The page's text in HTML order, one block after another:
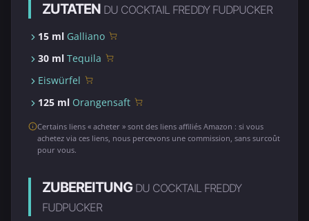
ZUTATEN DU COCKTAIL FREDDY FUDPUCKER
15 ml Galliano
30 ml Tequila
Eiswürfel
125 ml Orangensaft
Certains liens « acheter » sont des liens affiliés Amazon : si vous
achetez via ces liens, nous percevons une commission, sans surcoût
pour vous.
ZUBEREITUNG DU COCKTAIL FREDDY
FUDPUCKER